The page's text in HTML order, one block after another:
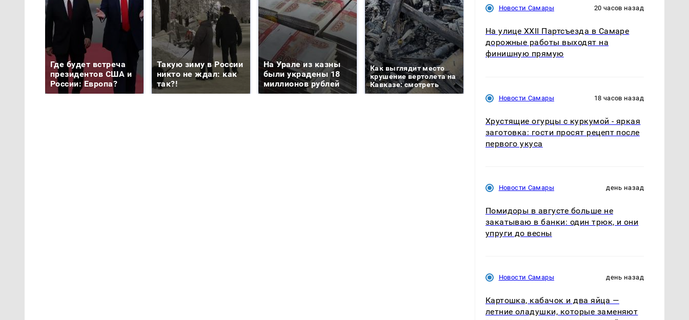
Где будет встреча
президентов США и
России: Европа?
Такую зиму в России
никто не ждал: как
так?!
На Урале из казны
были украдены 18
миллионов рублей
Как выглядит место
крушение вертолета на
Кавказе: смотреть
Новости Самары 20 часов назад
На улице XXII Партсъезда в Самаре
дорожные работы выходят на
финишную прямую
Новости Самары 18 часов назад
Хрустящие огурцы с куркумой - яркая
заготовка: гости просят рецепт после
первого укуса
Новости Самары день назад
Помидоры в августе больше не
закатываю в банки: один трюк, и они
упруги до весны
Новости Самары день назад
Картошка, кабачок и два яйца —
летние оладушки, которые заменяют